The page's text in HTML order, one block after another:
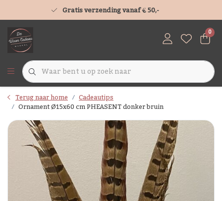
Gratis verzending vanaf € 50,-
0
Terug naar home Cadeautips
Ornament Ø15x60 cm PHEASENT donker bruin